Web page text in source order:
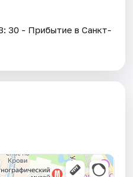
30 - Прибытие в Санкт-